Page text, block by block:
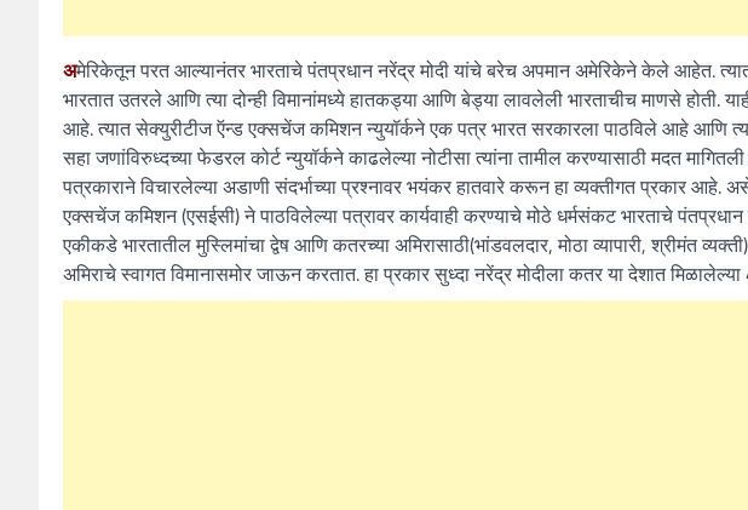
अमेरिकेतून परत आल्यानंतर भारताचे पंतप्रधान नरेंद्र मोदी यांचे बरेच अपमान अमेरिकेने केले आहेत.
भारतात उतरले आणि त्या दोन्ही विमानांमध्ये हातकड्या आणि बेड्या लावलेली भारताचीच माणसे होती.
आहे. त्यात सेक्युरीटीज ऍन्ड एक्सचेंज कमिशन न्युयॉर्कने एक पत्र भारत सरकारला पाठविले आहे आणि
सहा जणांविरुध्दच्या फेडरल कोर्ट न्युयॉर्कने काढलेल्या नोटीसा त्यांना तामील करण्यासाठी मदत
पत्रकाराने विचारलेल्या अडाणी संदर्भाच्या प्रश्नावर भयंकर हातवारे करून हा व्यक्तीगत प्रकार
एक्सचेंज कमिशन (एसईसी) ने पाठविलेल्या पत्रावर कार्यवाही करण्याचे मोठे धर्मसंकट भारताचे
एकीकडे भारतातील मुस्लिमांचा द्वेष आणि कतरच्या अमिरासाठी(भांडवलदार, मोठा व्यापारी, श्रीमंत
अमिराचे स्वागत विमानासमोर जाऊन करतात. हा प्रकार सुध्दा नरेंद्र मोदीला कतर या देशात